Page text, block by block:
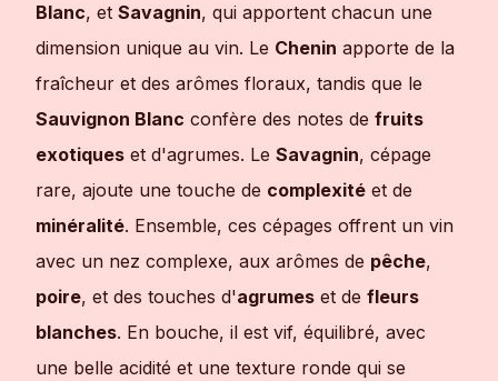
Blanc, et Savagnin, qui apportent chacun une
dimension unique au vin. Le Chenin apporte de la
fraîcheur et des arômes floraux, tandis que le
Sauvignon Blanc confère des notes de fruits
exotiques et d'agrumes. Le Savagnin, cépage
rare, ajoute une touche de complexité et de
minéralité. Ensemble, ces cépages offrent un vin
avec un nez complexe, aux arômes de pêche,
poire, et des touches d'agrumes et de fleurs
blanches. En bouche, il est vif, équilibré, avec
une belle acidité et une texture ronde qui se